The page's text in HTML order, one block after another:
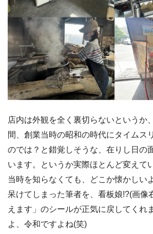
店内は外観を全く裏切らないというか
間、創業当時の昭和の時代にタイムス
のでは？と錯覚しそうな、在りし日の
います。というか実際ほとんど変えて
当時を知らなくても、どこか懐かしい
呆けてしまった筆者を、看板娘!?(画像
えます」のシールが正気に戻してくれ
よ、令和ですよね(笑)